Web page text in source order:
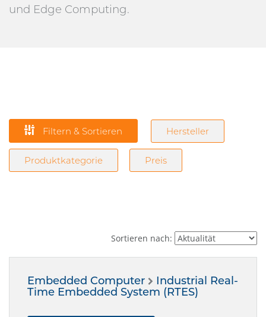
und Edge Computing.
Filtern & Sortieren Hersteller
Produktkategorie Preis
Sortieren nach:
Embedded Computer
Industrial Real-
Time Embedded System (RTES)